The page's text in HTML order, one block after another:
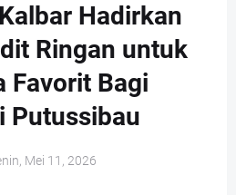
Hadirkan
Ringan untuk
Favorit Bagi
Putussibau
Mei 11, 2026